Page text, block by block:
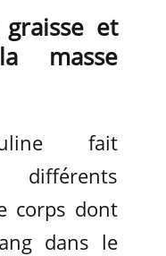
et
masse
fait
corps dont
dans le